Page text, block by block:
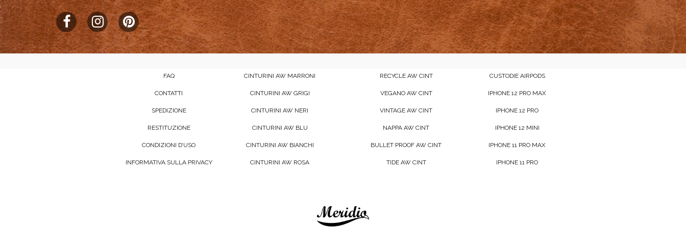
FAQ
CONTATTI
SPEDIZIONE
RESTITUZIONE
CONDIZIONI D’USO
INFORMATIVA SULLA PRIVACY
CINTURINI AW MARRONI
CINTURINI AW GRIGI
CINTURINI AW NERI
CINTURINI AW BLU
CINTURINI AW BIANCHI
CINTURINI AW ROSA
RECYCLE AW CINT
VEGANO AW CINT
VINTAGE AW CINT
NAPPA AW CINT
BULLET PROOF AW CINT
TIDE AW CINT
CUSTODIE AIRPODS
IPHONE 12 PRO MAX
IPHONE 12 PRO
IPHONE 12 MINI
IPHONE 11 PRO MAX
IPHONE 11 PRO